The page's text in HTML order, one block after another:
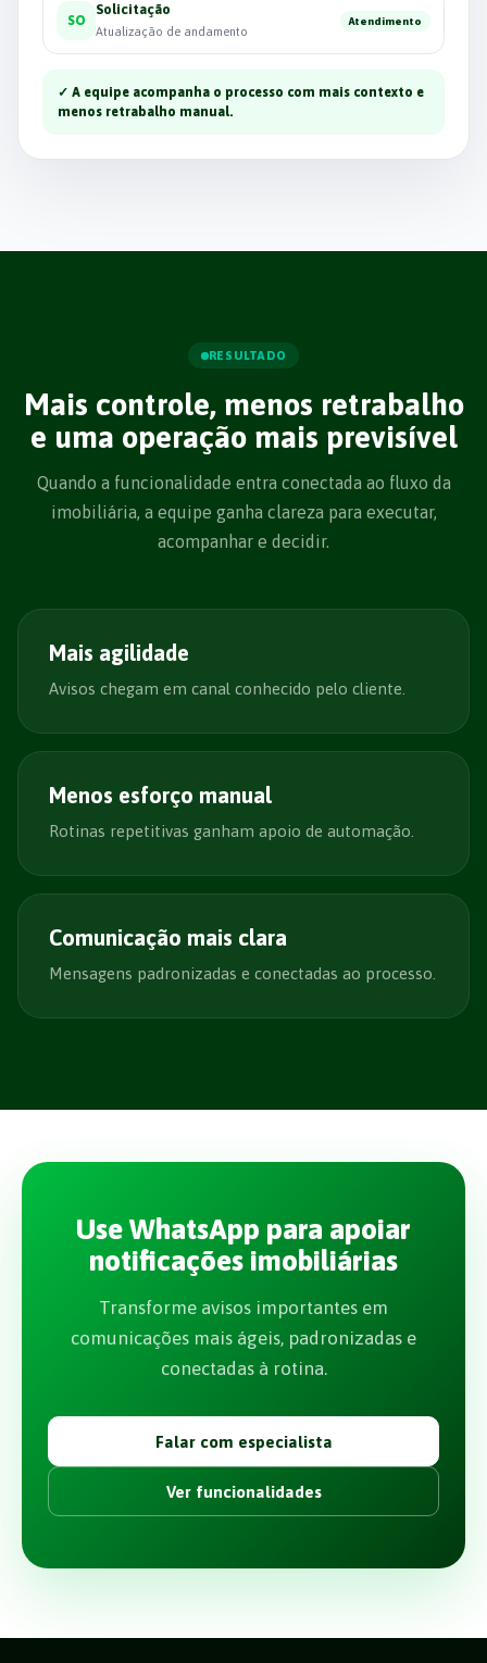
SO
Solicitação
Atualização de andamento
Atendimento
✓ A equipe acompanha o processo com mais contexto e
menos retrabalho manual.
RESULTADO
Mais controle, menos retrabalho
e uma operação mais previsível
Quando a funcionalidade entra conectada ao fluxo da
imobiliária, a equipe ganha clareza para executar,
acompanhar e decidir.
Mais agilidade
Avisos chegam em canal conhecido pelo cliente.
Menos esforço manual
Rotinas repetitivas ganham apoio de automação.
Comunicação mais clara
Mensagens padronizadas e conectadas ao processo.
Use WhatsApp para apoiar
notificações imobiliárias
Transforme avisos importantes em
comunicações mais ágeis, padronizadas e
conectadas à rotina.
Falar com especialista
Ver funcionalidades